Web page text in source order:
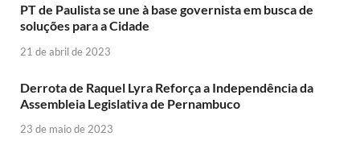
PT de Paulista se une à base governista em busca de
soluções para a Cidade
21 de abril de 2023
Derrota de Raquel Lyra Reforça a Independência da
Assembleia Legislativa de Pernambuco
23 de maio de 2023